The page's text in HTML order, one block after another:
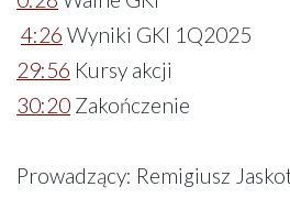
4:26 Wyniki GKI 1Q2025
29:56 Kursy akcji
30:20 Zakończenie
Prowadzący: Remigiusz